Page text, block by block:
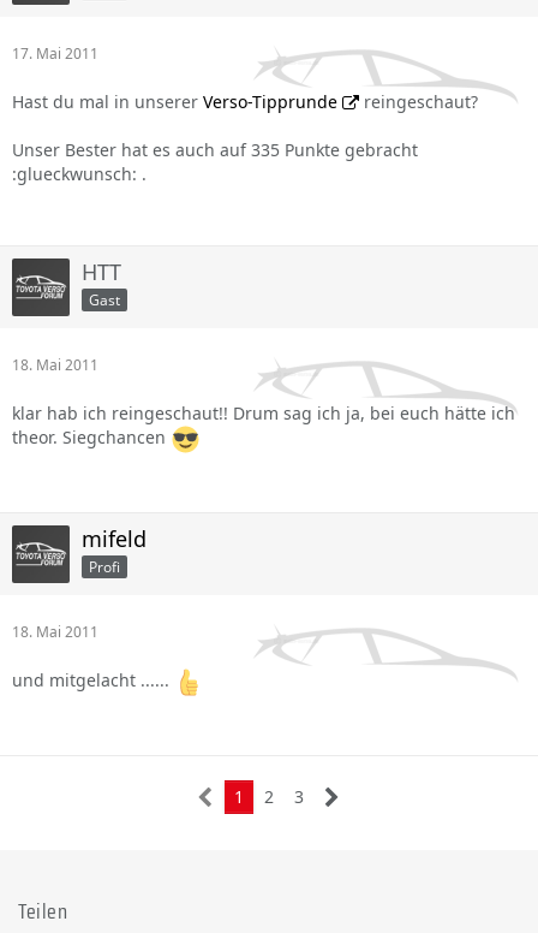
17. Mai 2011
Hast du mal in unserer Verso-Tipprunde reingeschaut?
Unser Bester hat es auch auf 335 Punkte gebracht
:glueckwunsch: .
HTT
Gast
18. Mai 2011
klar hab ich reingeschaut!! Drum sag ich ja, bei euch hätte ich
theor. Siegchancen
mifeld
Profi
18. Mai 2011
und mitgelacht ......
1 2 3
Teilen